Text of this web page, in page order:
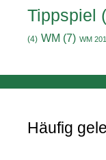
Tippspiel
(4) WM (7) WM
Häufig